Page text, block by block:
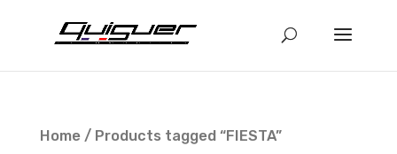
Home/ Products tagged “FIESTA”